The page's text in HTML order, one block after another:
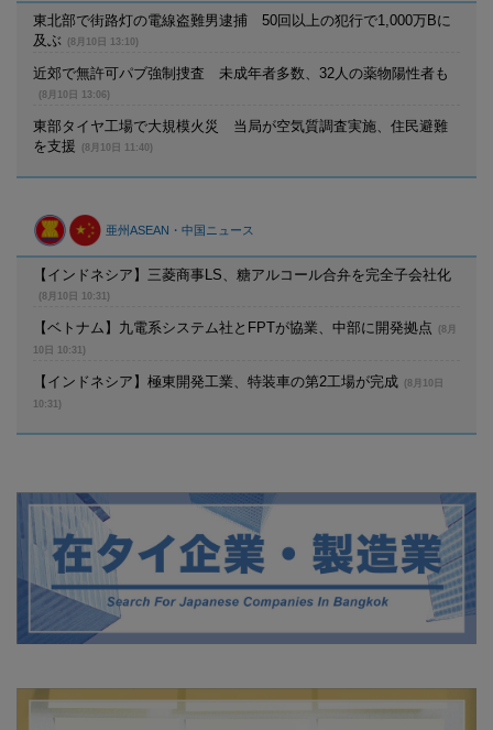
東北部で街路灯の電線盗難男逮捕 50回以上の犯行で1,000万Bに
及ぶ
(8月10日 13:10)
近郊で無許可パブ強制捜査 未成年者多数、32人の薬物陽性者も
(8月10日 13:06)
東部タイヤ工場で大規模火災 当局が空気質調査実施、住民避難
を支援
(8月10日 11:40)
亜州ASEAN・中国ニュース
【インドネシア】三菱商事LS、糖アルコール合弁を完全子会社化
(8月10日 10:31)
【ベトナム】九電系システム社とFPTが協業、中部に開発拠点
(8月
10日 10:31)
【インドネシア】極東開発工業、特装車の第2工場が完成
(8月10日
10:31)